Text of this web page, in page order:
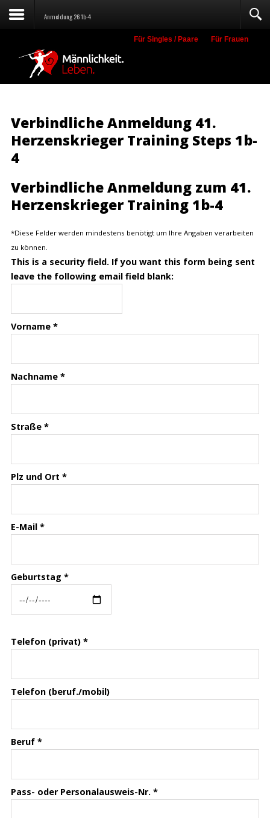
Anmeldung 26 1b-4
Für Singles / Paare Für Frauen
Suche
Verbindliche Anmeldung 41.
Herzenskrieger Training Steps 1b-
4
Verbindliche Anmeldung zum 41.
Herzenskrieger Training 1b-4
*Diese Felder werden mindestens benötigt um Ihre Angaben verarbeiten
zu können.
This is a security field. If you want this form being sent
leave the following email field blank:
Vorname *
Nachname *
Straße *
Plz und Ort *
E-Mail *
Geburtstag *
Telefon (privat) *
Telefon (beruf./mobil)
Beruf *
Pass- oder Personalausweis-Nr. *